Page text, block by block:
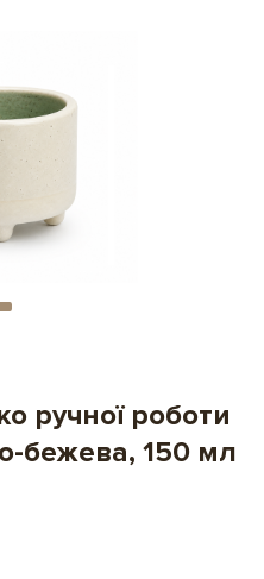
ручної роботи
бежева, 150 мл